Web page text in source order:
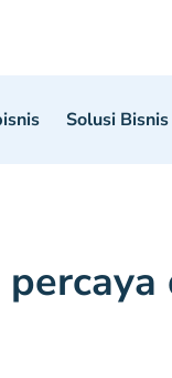
Solusi Bisnis